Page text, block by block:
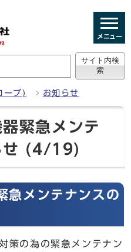
メニュー
ーブ) お知らせ
緊急メンテ
せ (4/19)
急メンテナンスの
策の為の緊急メンテナン